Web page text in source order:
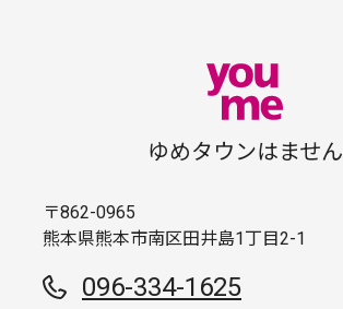
ゆめタウンはません
〒862-0965
熊本県熊本市南区田井島1丁目2-1
096-334-1625